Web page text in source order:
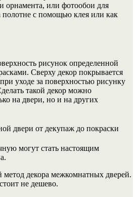
орнамента, или фотообои для
полотне с помощью клея или как
рисунок определенной
Сверху декор покрывается
уходе за поверхностью рисунку
такой декор можно
на двери, но и на других
могут стать настоящим
метод декора межкомнатных дверей.
не дешево.